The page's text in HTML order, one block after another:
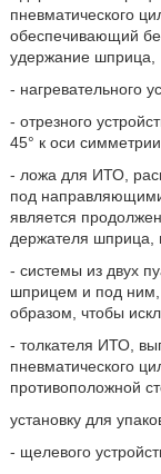
пневматического
обеспечивающий
удержание шприца,
- нагревательного
- отрезного
45° к оси
- ложа для ИТО,
под
является
держателя шприца,
- системы из двух
шприцем и под
образом, чтобы
- толкателя ИТО,
пневматического
противоположной
установку для
- щелевого